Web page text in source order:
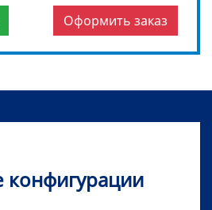
Оформить заказ
конфигурации